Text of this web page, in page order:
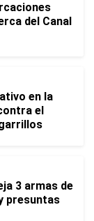
del Canal
en la
el
3 armas de
presuntas